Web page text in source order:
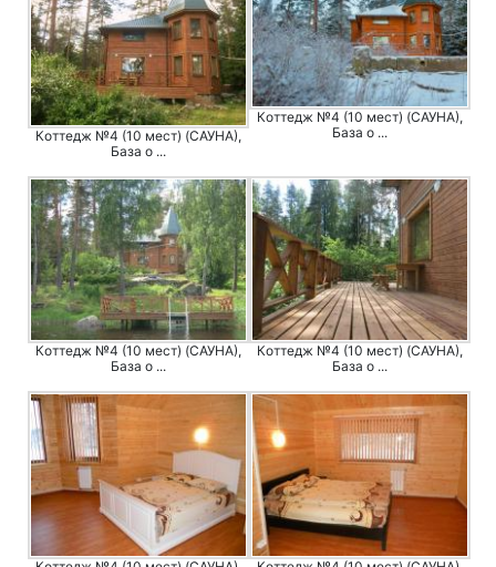
Коттедж №4 (10 мест) (САУНА),
База о ...
Коттедж №4 (10 мест) (САУНА),
База о ...
Коттедж №4 (10 мест) (САУНА),
База о ...
Коттедж №4 (10 мест) (САУНА),
База о ...